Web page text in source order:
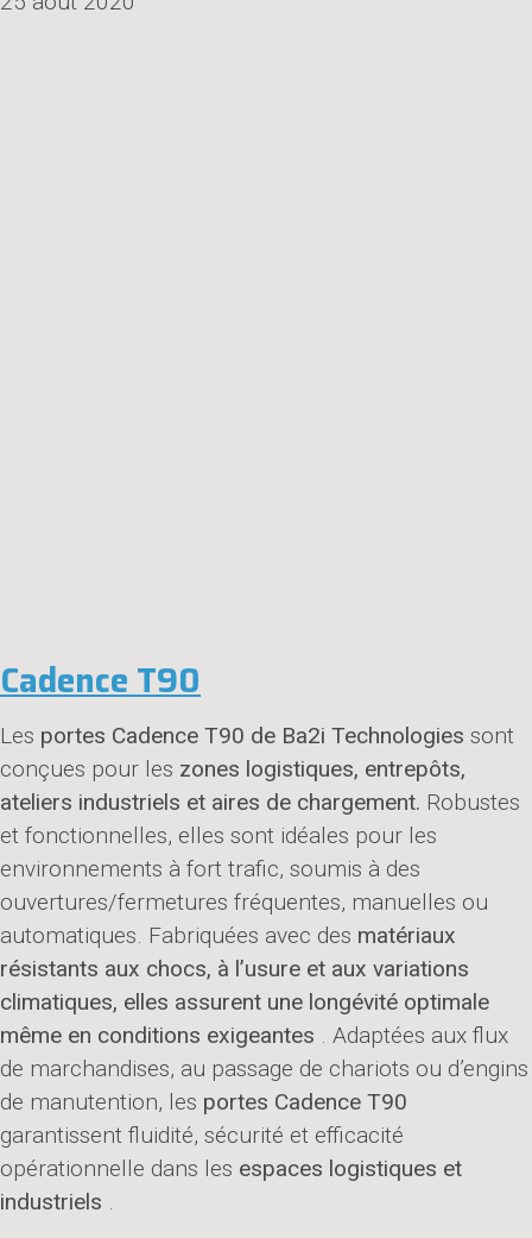
Cadence T90
Les portes Cadence T90 de Ba2i Technologies sont
conçues pour les zones logistiques, entrepôts,
ateliers industriels et aires de chargement. Robustes
et fonctionnelles, elles sont idéales pour les
environnements à fort trafic, soumis à des
ouvertures/fermetures fréquentes, manuelles ou
automatiques. Fabriquées avec des matériaux
résistants aux chocs, à l’usure et aux variations
climatiques, elles assurent une longévité optimale
même en conditions exigeantes . Adaptées aux flux
de marchandises, au passage de chariots ou d’engins
de manutention, les portes Cadence T90
garantissent fluidité, sécurité et efficacité
opérationnelle dans les espaces logistiques et
industriels .